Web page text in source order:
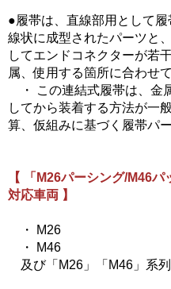
●履帯は、直線部用として
線状に成型されたパーツと
してエンドコネクターが若
属、使用する箇所に合わせ
・ この連結式履帯は、金
してから装着する方法が一
算、仮組みに基づく履帯パ
【 「M26パーシング/M46
対応車両 】
・ M26
・ M46
及び「M26」「M46」系